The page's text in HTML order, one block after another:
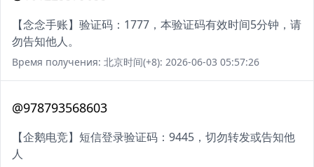
【念念手账】验证码：1777，本验证码有效时间5分钟，请
勿告知他人。
Время получения: 北京时间(+8): 2026-06-03 05:57:26
@978793568603
【企鹅电竞】短信登录验证码：9445，切勿转发或告知他
人